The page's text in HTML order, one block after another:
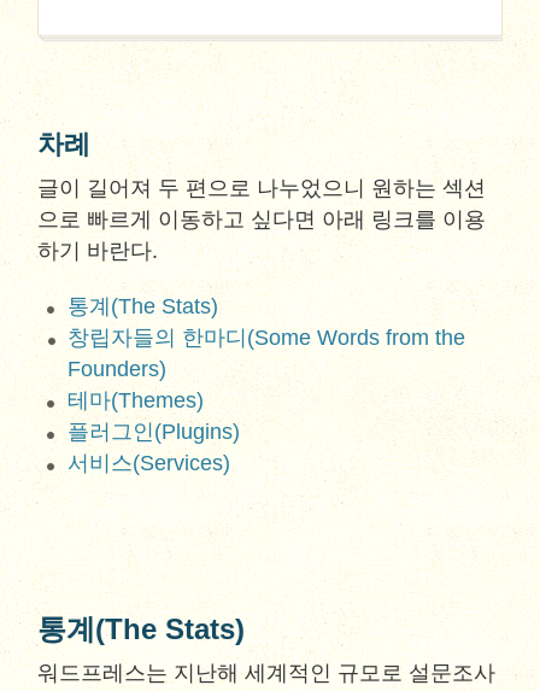
차례
글이 길어져 두 편으로 나누었으니 원하는 섹션
으로 빠르게 이동하고 싶다면 아래 링크를 이용
하기 바란다.
통계(The Stats)
창립자들의 한마디(Some Words from the
Founders)
테마(Themes)
플러그인(Plugins)
서비스(Services)
통계(The Stats)
워드프레스는 지난해 세계적인 규모로 설문조사